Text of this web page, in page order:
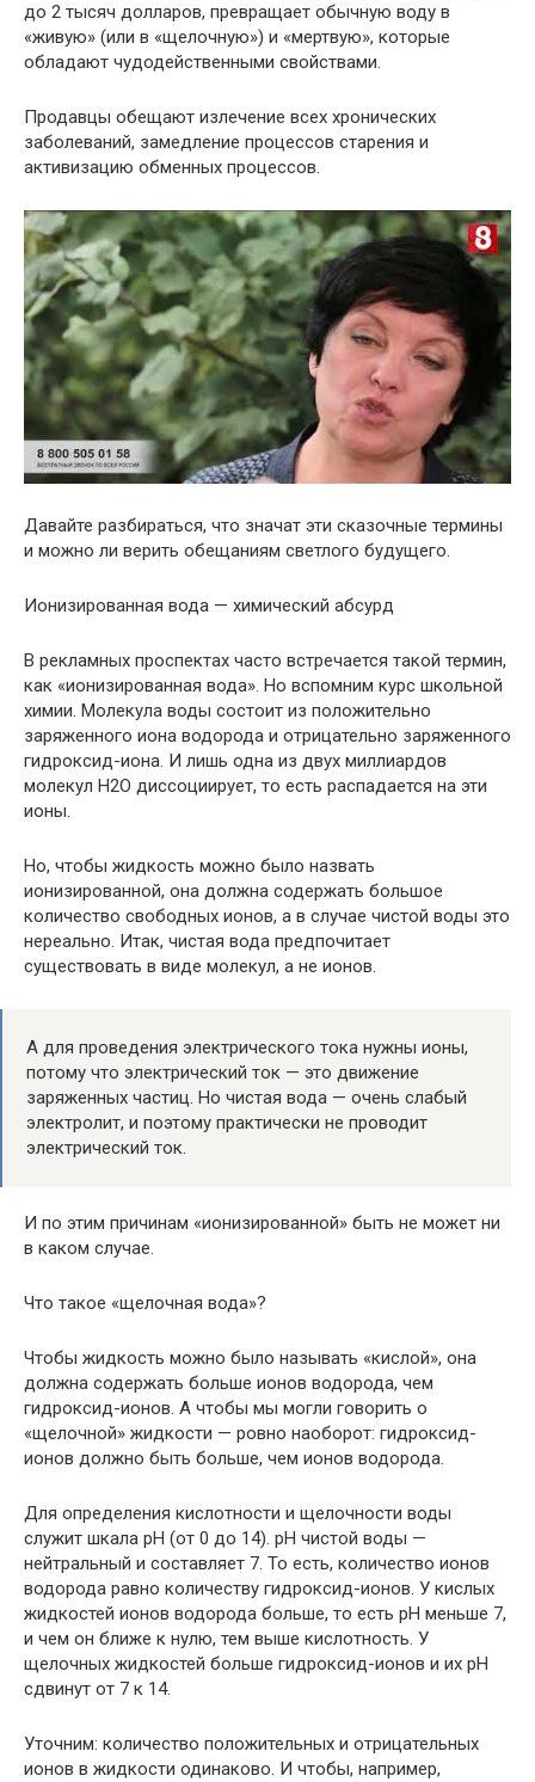
до 2 тысяч долларов, превращает обычную воду в
«живую» (или в «щелочную») и «мертвую», которые
обладают чудодейственными свойствами.
Продавцы обещают излечение всех хронических
заболеваний, замедление процессов старения и
активизацию обменных процессов.
Давайте разбираться, что значат эти сказочные термины
и можно ли верить обещаниям светлого будущего.
Ионизированная вода — химический абсурд
В рекламных проспектах часто встречается такой термин,
как «ионизированная вода». Но вспомним курс школьной
химии. Молекула воды состоит из положительно
заряженного иона водорода и отрицательно заряженного
гидроксид-иона. И лишь одна из двух миллиардов
молекул Н2О диссоциирует, то есть распадается на эти
ионы.
Но, чтобы жидкость можно было назвать
ионизированной, она должна содержать большое
количество свободных ионов, а в случае чистой воды это
нереально. Итак, чистая вода предпочитает
существовать в виде молекул, а не ионов.
А для проведения электрического тока нужны ионы,
потому что электрический ток — это движение
заряженных частиц. Но чистая вода — очень слабый
электролит, и поэтому практически не проводит
электрический ток.
И по этим причинам «ионизированной» быть не может ни
в каком случае.
Что такое «щелочная вода»?
Чтобы жидкость можно было называть «кислой», она
должна содержать больше ионов водорода, чем
гидроксид-ионов. А чтобы мы могли говорить о
«щелочной» жидкости — ровно наоборот: гидроксид-
ионов должно быть больше, чем ионов водорода.
Для определения кислотности и щелочности воды
служит шкала рН (от 0 до 14). рН чистой воды —
нейтральный и составляет 7. То есть, количество ионов
водорода равно количеству гидроксид-ионов. У кислых
жидкостей ионов водорода больше, то есть рН меньше 7,
и чем он ближе к нулю, тем выше кислотность. У
щелочных жидкостей больше гидроксид-ионов и их рН
сдвинут от 7 к 14.
Уточним: количество положительных и отрицательных
ионов в жидкости одинаково. И чтобы, например,